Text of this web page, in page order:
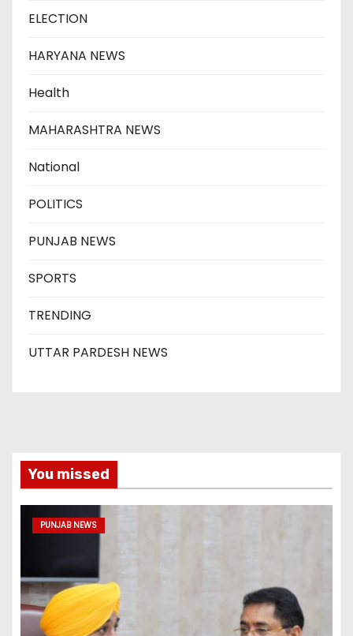
ELECTION
HARYANA NEWS
Health
MAHARASHTRA NEWS
National
POLITICS
PUNJAB NEWS
SPORTS
TRENDING
UTTAR PARDESH NEWS
You missed
PUNJAB NEWS